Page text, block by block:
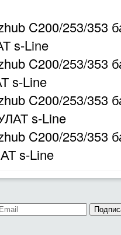
C200/253/353
s-Line
C200/253/353
s-Line
C200/253/353
s-Line
C200/253/353
s-Line